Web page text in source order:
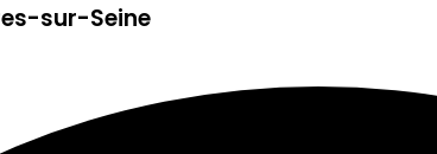
sur-Seine